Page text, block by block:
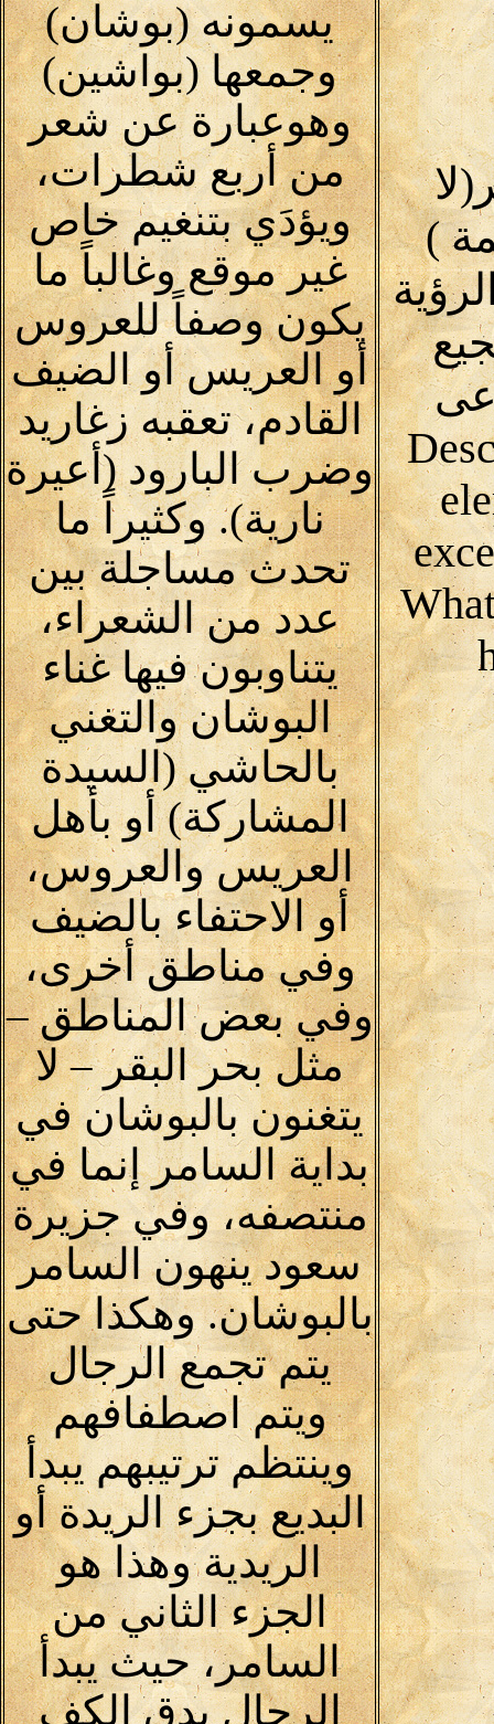
كلمة )
يسمونه (بوشان)
وجمعها (بواشين)
وهوعبارة عن شعر
من أربع شطرات،
ويؤدَي بتنغيم خاص
غير موقع وغالباً ما
يكون وصفاً للعروس
أو العريس أو الضيف
القادم، تعقبه زغاريد
وضرب البارود (أعيرة
نارية). وكثيراً ما
تحدث مساجلة بين
عدد من الشعراء،
يتناوبون فيها غناء
البوشان والتغني
بالحاشي (السيدة
المشاركة) أو بأهل
العريس والعروس،
أو الاحتفاء بالضيف
وفي مناطق أخرى،
وفي بعض المناطق –
مثل بحر البقر – لا
يتغنون بالبوشان في
بداية السامر إنما في
منتصفه، وفي جزيرة
سعود ينهون السامر
بالبوشان. وهكذا حتى
يتم تجمع الرجال
ويتم اصطفافهم
وينتظم ترتيبهم يبدأ
البديع بجزء الريدة أو
الريدية وهذا هو
الجزء الثاني من
السامر، حيث يبدأ
الرجال بدق الكف